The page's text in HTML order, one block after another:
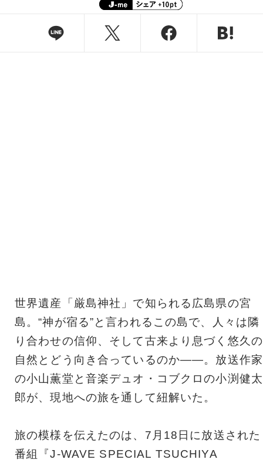
世界遺産「厳島神社」で知られる広島県の宮
島。“神が宿る”と言われるこの島で、人々は隣
り合わせの信仰、そして古来より息づく悠久の
自然とどう向き合っているのか――。放送作家
の小山薫堂と音楽デュオ・コブクロの小渕健太
郎が、現地への旅を通して紐解いた。
旅の模様を伝えたのは、7月18日に放送された
番組『J-WAVE SPECIAL TSUCHIYA